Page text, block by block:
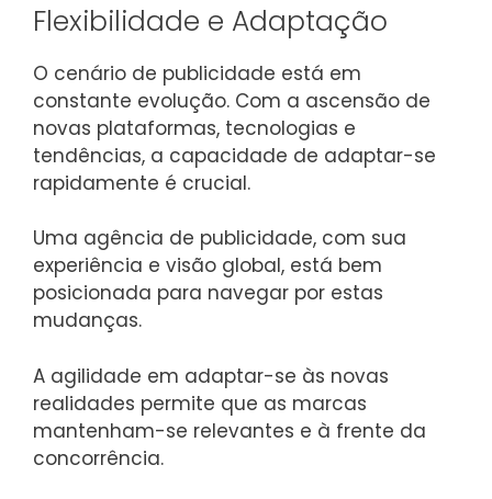
Flexibilidade e Adaptação
O cenário de publicidade está em
constante evolução. Com a ascensão de
novas plataformas, tecnologias e
tendências, a capacidade de adaptar-se
rapidamente é crucial.
Uma agência de publicidade, com sua
experiência e visão global, está bem
posicionada para navegar por estas
mudanças.
A agilidade em adaptar-se às novas
realidades permite que as marcas
mantenham-se relevantes e à frente da
concorrência.